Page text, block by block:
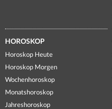
HOROSKOP
Horoskop Heute
Horoskop Morgen
Wochenhoroskop
Monatshoroskop
Jahreshoroskop